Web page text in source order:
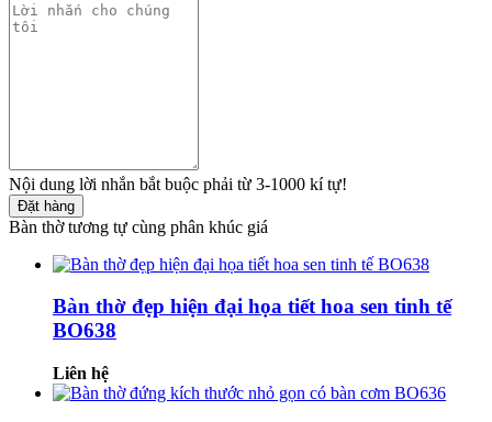
Nội dung lời nhắn bắt buộc phải từ 3-1000 kí tự!
Đặt hàng
Bàn thờ tương tự cùng phân khúc giá
Bàn thờ đẹp hiện đại họa tiết hoa sen tinh tế
BO638
Liên hệ